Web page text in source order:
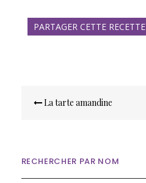
PARTAGER CETTE RECETTE
Navigation
La tarte amandine
RECHERCHER PAR NOM